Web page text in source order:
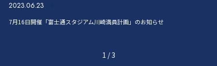
2023.06.23
7月16日開催「富士通スタジアム川崎満員計画」のお知らせ
1 /3